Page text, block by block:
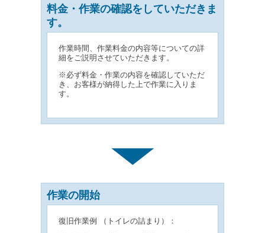
料金・作業の確認をしていただきま
す。
作業時間、作業料金の内容等についての詳
細をご説明させていただきます。
※必ず料金・作業の内容を確認していただ
き、お客様が納得した上で作業に入りま
す。
作業の開始
復旧作業例 （トイレの詰まり）：